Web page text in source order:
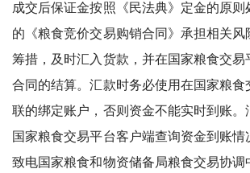
成交后保证金按照《民法典》定金的原
的《粮食竞价交易购销合同》承担相关风
筹措，及时汇入货款，并在国家粮食交易
合同的结算。汇款时务必使用在国家粮食
联的绑定账户，否则资金不能实时到账。
国家粮食交易平台客户端查询资金到账
致电国家粮食和物资储备局粮食交易协调